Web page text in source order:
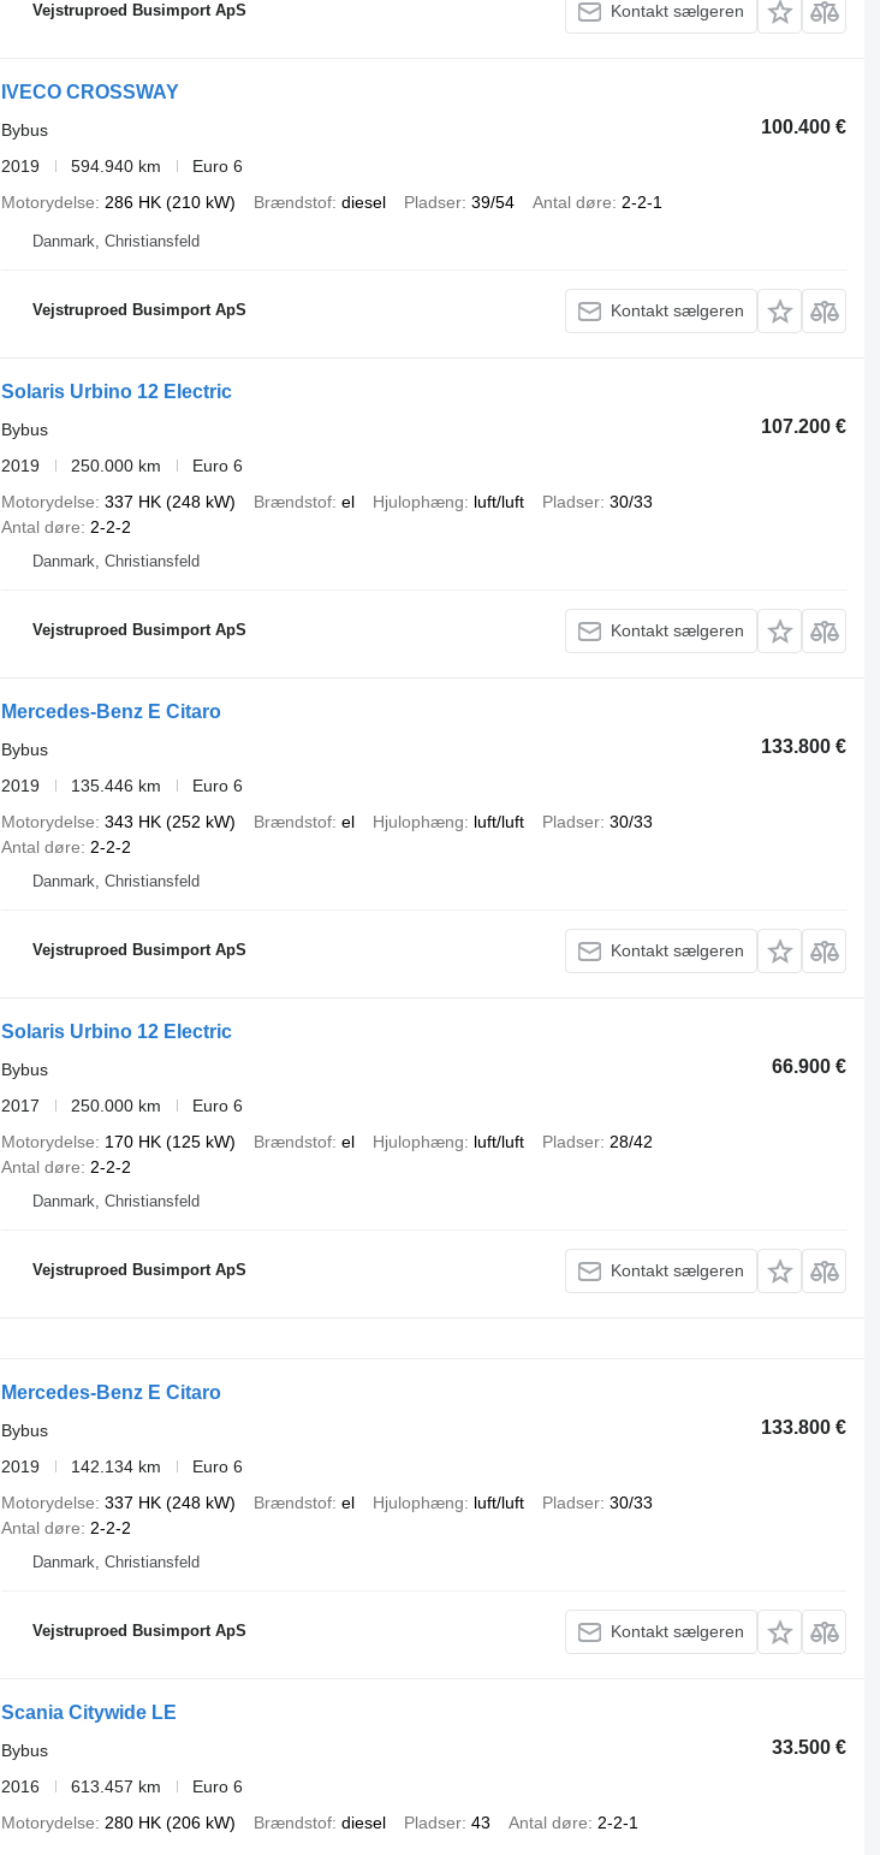
Vejstruproed Busimport ApS Kontakt sælgeren
IVECO CROSSWAY
100.400 €
Bybus
2019
594.940 km
Euro 6
Motorydelse
286 HK (210 kW) Brændstof diesel Pladser 39/54 Antal døre 2-2-1
Danmark, Christiansfeld
Vejstruproed Busimport ApS Kontakt sælgeren
Solaris Urbino 12 Electric
107.200 €
Bybus
2019
250.000 km
Euro 6
Motorydelse 337 HK (248 kW) Brændstof el Hjulophæng luft/luft Pladser 30/33
Antal døre
2-2-2
Danmark, Christiansfeld
Vejstruproed Busimport ApS Kontakt sælgeren
Mercedes-Benz E Citaro
133.800 €
Bybus
2019
135.446 km
Euro 6
Motorydelse 343 HK (252 kW) Brændstof el Hjulophæng luft/luft Pladser 30/33
Antal døre
2-2-2
Danmark, Christiansfeld
Vejstruproed Busimport ApS Kontakt sælgeren
Solaris Urbino 12 Electric
66.900 €
Bybus
2017
250.000 km
Euro 6
Motorydelse
170 HK (125 kW) Brændstof el Hjulophæng luft/luft Pladser 28/42
Antal døre
2-2-2
Danmark, Christiansfeld
Vejstruproed Busimport ApS Kontakt sælgeren
Mercedes-Benz E Citaro
133.800 €
Bybus
2019
142.134 km
Euro 6
Motorydelse 337 HK (248 kW) Brændstof el Hjulophæng luft/luft Pladser 30/33
Antal døre
2-2-2
Danmark, Christiansfeld
Vejstruproed Busimport ApS Kontakt sælgeren
Scania Citywide LE
33.500 €
Bybus
2016
613.457 km
Euro 6
Motorydelse
280 HK (206 kW) Brændstof diesel Pladser 43 Antal døre 2-2-1